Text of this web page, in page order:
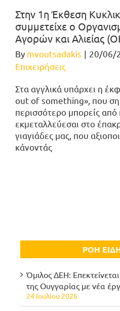
Στην 1η Έκθεση
συμμετείχε ο
Αγορών και Αλιείας
By mvoutsadakis | 20/06/
Επιχειρήσεις
Στα αγγλικά υπάρχει η
out of something», που
περισσότερο μπορείς από
εκμεταλλεύεσαι στο
γιαγιάδες μας, που
κάνοντάς
ΡΟΗ
Όμιλος ΔΕΗ:
της Ουγγαρίας με νέα
24 Ιουλίου 2026